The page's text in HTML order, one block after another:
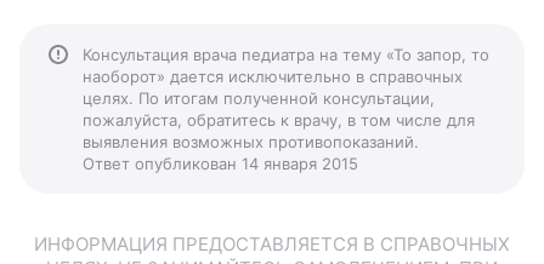
Консультация врача педиатра на тему «То запор, то
наоборот» дается исключительно в справочных
целях. По итогам полученной консультации,
пожалуйста, обратитесь к врачу, в том числе для
выявления возможных противопоказаний.
Ответ опубликован 14 января 2015
ИНФОРМАЦИЯ ПРЕДОСТАВЛЯЕТСЯ В СПРАВОЧНЫХ